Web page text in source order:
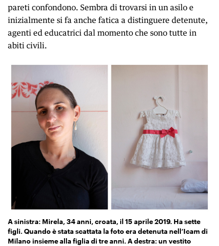
pareti confondono. Sembra di trovarsi in un asilo e
inizialmente si fa anche fatica a distinguere detenute,
agenti ed educatrici dal momento che sono tutte in
abiti civili.
A sinistra: Mirela, 34 anni, croata, il 15 aprile 2019. Ha sette
figli. Quando è stata scattata la foto era detenuta nell’Icam di
Milano insieme alla figlia di tre anni. A destra: un vestito